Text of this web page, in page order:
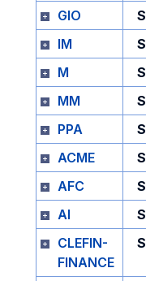
GIO
S
IM
S
M
S
MM
S
PPA
S
ACME
S
AFC
S
AI
S
CLEFIN-
FINANCE
S